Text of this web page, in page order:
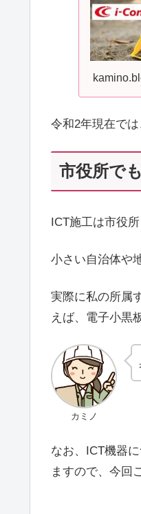
令和2年現在で
市役所で
ICT施工は市役
小さい自治体や
実際に私の所属
えば、電子小黒
カミノ
なお、ICT機器
ますので、今回